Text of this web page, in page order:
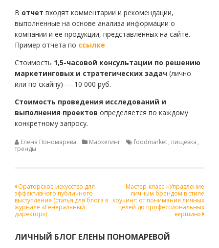
В отчет входят комментарии и рекомендации,
выполненные на основе анализа информации о
компании и ее продукции, представленных на сайте.
Пример отчета по ссылке
Стоимость 1,5-часовой консультации по решению
маркетинговых и стратегических задач (лично
или по скайпу) — 10 000 руб.
Стоимость проведения исследований и
выполнения проектов определяется по каждому
конкретному запросу.
Елена Пономарева Маркетинг foodmarket, пищевка ,
тренды
Навигация
по
записям
Ораторское искусство для
эффективного публичного
выступления (статья для блога в
журнале «Генеральный
директор»)
Мастер-класс «Управление
личным брендом в стиле
коучинг: от понимания личных
целей до профессиональных
вершин»
ЛИЧНЫЙ БЛОГ ЕЛЕНЫ ПОНОМАРЕВОЙ